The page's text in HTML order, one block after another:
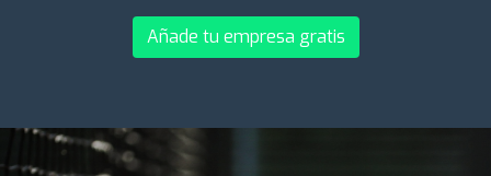
Añade tu empresa gratis